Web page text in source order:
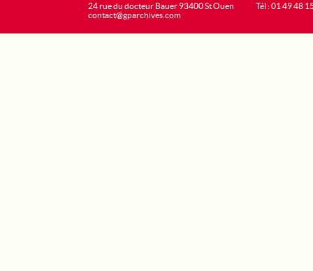
24 rue du docteur Bauer 93400 St Ouen
contact@gparchives.com
Tél : 01 49 48